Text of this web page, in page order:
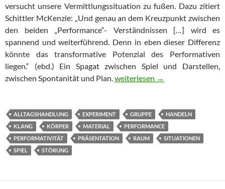
versucht unsere Vermittlungssituation zu fußen. Dazu zitiert
Schittler McKenzie: „Und genau an dem Kreuzpunkt zwischen
den beiden „Performance“- Verständnissen […] wird es
spannend und weiterführend. Denn in eben dieser Differenz
könnte das transformative Potenzial des Performativen
liegen.“ (ebd.) Ein Spagat zwischen Spiel und Darstellen,
zwischen Spontanität und Plan.LISTEN AND WHISTLE –
weiterlesen →
ALLTAGSHANDLUNG EXPERIMENT GRUPPE
HANDELN
KLANG
KÖRPER MATERIAL
PERFORMANCE
PERFORMATIVITÄT
PRÄSENTATION RAUM
SITUATIONEN
SPIEL
STÖRUNG